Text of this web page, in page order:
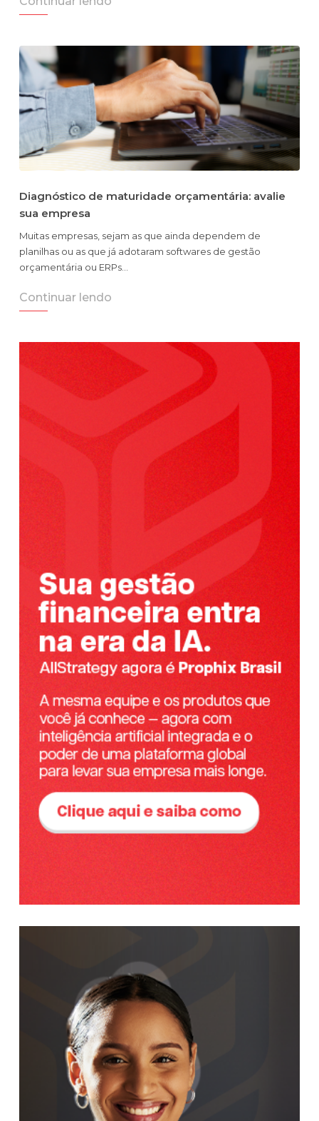
Diagnóstico de maturidade orçamentária: avalie
sua empresa
Muitas empresas, sejam as que ainda dependem de
planilhas ou as que já adotaram softwares de gestão
orçamentária ou ERPs…
Continuar lendo